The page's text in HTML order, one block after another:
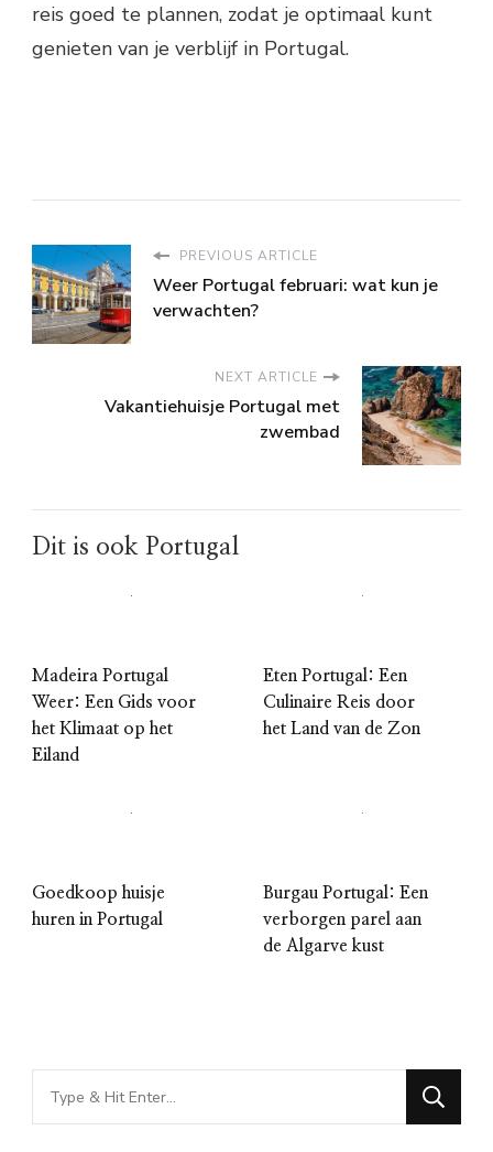
reis goed te plannen, zodat je optimaal kunt
genieten van je verblijf in Portugal.
PREVIOUS ARTICLE
Weer Portugal februari: wat kun je
verwachten?
NEXT ARTICLE
Vakantiehuisje Portugal met
zwembad
Dit is ook Portugal
Madeira Portugal
Weer: Een Gids voor
het Klimaat op het
Eiland
Eten Portugal: Een
Culinaire Reis door
het Land van de Zon
Goedkoop huisje
huren in Portugal
Burgau Portugal: Een
verborgen parel aan
de Algarve kust
Looking
for